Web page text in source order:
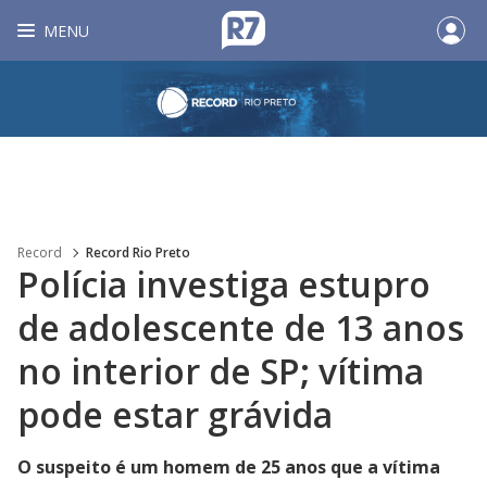
MENU
Record Record Rio Preto
Polícia investiga estupro
de adolescente de 13 anos
no interior de SP; vítima
pode estar grávida
O suspeito é um homem de 25 anos que a vítima